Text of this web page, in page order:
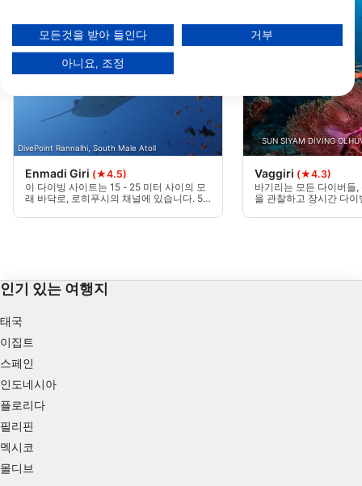
DivePoint Rannalhi, South Male Atoll
Enmadi Giri (★4.5)
이 다이빙 사이트는 15 - 25 미터 사이의 모
래 바닥로, 로히푸시의 채널에 있습니다. 50
수 있습니다. 모래에서, 당신은 많은 산호 블
SUN SIYAM DIVING
Vaggiri (★4.3)
바기리는 모든 다이버들
을 관찰하고 장시간 다
이버들에게 훌륭한 다
이 기리의 형성은 매우
인기 있는 여행지
태국
이집트
스페인
인도네시아
플로리다
필리핀
멕시코
몰디브
귀하의 동의와 cookie 정책은 이 웹사이트/앱에만 적용됩니다.
파트너 목록 보기 (1 IAB 벤더)
당사는 귀하의 데이터를 다음 목적으로 사용합니다:
Store and/or access information on a device
Use limited data to select advertising
Create profiles for personalised advertising
Use profiles to select personalised
advertising
Use profiles to select personalised content
Understand audiences through statistics or
combinations of data from different sources
Develop and improve services
Use limited data to select content
모든것을 받아 들인다 거부
아니요, 조정